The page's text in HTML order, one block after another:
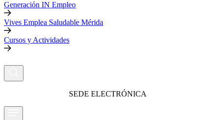
Generación IN Empleo
Vives Emplea Saludable Mérida
Cursos y Actividades
SEDE ELECTRÓNICA